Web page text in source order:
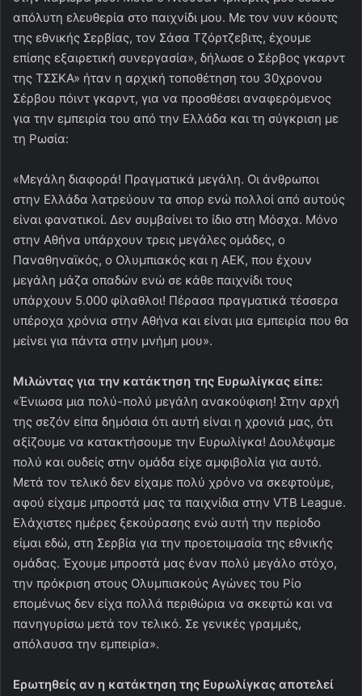
απόλυτη ελευθερία στο παιχνίδι μου. Με τον νυν κόουτς
της εθνικής Σερβίας, τον Σάσα Τζόρτζεβιτς, έχουμε
επίσης εξαιρετική συνεργασία», δήλωσε ο Σέρβος γκαρντ
της ΤΣΣΚΑ» ήταν η αρχική τοποθέτηση του 30χρονου
Σέρβου πόιντ γκαρντ, για να προσθέσει αναφερόμενος
για την εμπειρία του από την Ελλάδα και τη σύγκριση με
τη Ρωσία:
«Μεγάλη διαφορά! Πραγματικά μεγάλη. Οι άνθρωποι
στην Ελλάδα λατρεύουν τα σπορ ενώ πολλοί από αυτούς
είναι φανατικοί. Δεν συμβαίνει το ίδιο στη Μόσχα. Μόνο
στην Αθήνα υπάρχουν τρεις μεγάλες ομάδες, ο
Παναθηναϊκός, ο Ολυμπιακός και η ΑΕΚ, που έχουν
μεγάλη μάζα οπαδών ενώ σε κάθε παιχνίδι τους
υπάρχουν 5.000 φίλαθλοι! Πέρασα πραγματικά τέσσερα
υπέροχα χρόνια στην Αθήνα και είναι μια εμπειρία που θα
μείνει για πάντα στην μνήμη μου».
Μιλώντας για την κατάκτηση της Ευρωλίγκας είπε:
«Ένιωσα μια πολύ-πολύ μεγάλη ανακούφιση! Στην αρχή
της σεζόν είπα δημόσια ότι αυτή είναι η χρονιά μας, ότι
αξίζουμε να κατακτήσουμε την Ευρωλίγκα! Δουλέψαμε
πολύ και ουδείς στην ομάδα είχε αμφιβολία για αυτό.
Μετά τον τελικό δεν είχαμε πολύ χρόνο να σκεφτούμε,
αφού είχαμε μπροστά μας τα παιχνίδια στην VTB League.
Ελάχιστες ημέρες ξεκούρασης ενώ αυτή την περίοδο
είμαι εδώ, στη Σερβία για την προετοιμασία της εθνικής
ομάδας. Έχουμε μπροστά μας έναν πολύ μεγάλο στόχο,
την πρόκριση στους Ολυμπιακούς Αγώνες του Ρίο
επομένως δεν είχα πολλά περιθώρια να σκεφτώ και να
πανηγυρίσω μετά τον τελικό. Σε γενικές γραμμές,
απόλαυσα την εμπειρία».
Ερωτηθείς αν η κατάκτηση της Ευρωλίγκας αποτελεί